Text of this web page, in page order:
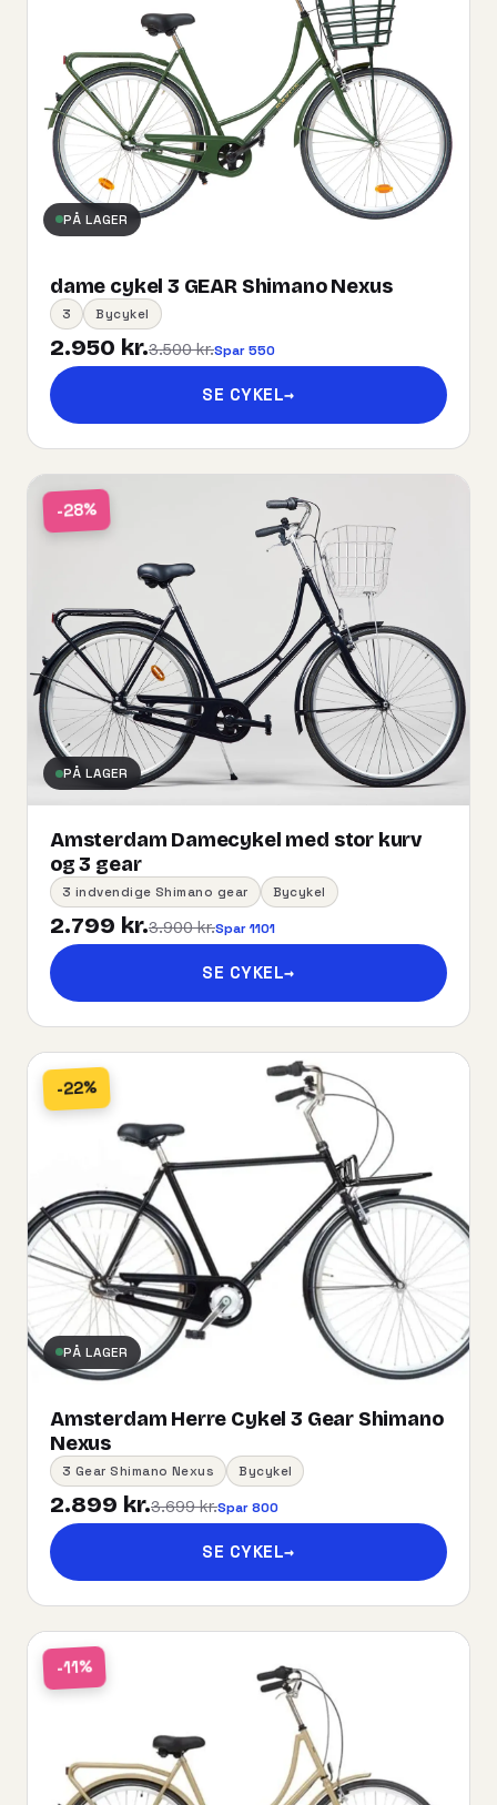
PÅ LAGER
dame cykel 3 GEAR Shimano Nexus
3 Bycykel
2.950 kr.3.500 kr.Spar 550
SE CYKEL→
-28%
PÅ LAGER
Amsterdam Damecykel med stor kurv
og 3 gear
3 indvendige Shimano gear Bycykel
2.799 kr.3.900 kr.Spar 1101
SE CYKEL→
-22%
PÅ LAGER
Amsterdam Herre Cykel 3 Gear Shimano
Nexus
3 Gear Shimano Nexus Bycykel
2.899 kr.3.699 kr.Spar 800
SE CYKEL→
-11%